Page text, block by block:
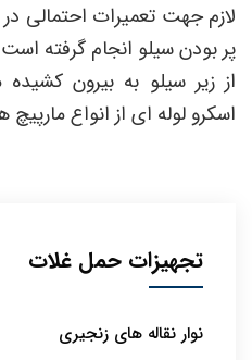
لازم جهت تعمیرات احتمالی
پر بودن سیلو انجام گرفته
از زیر سیلو به بیرون
اسکرو لوله ای از انواع
تجهیزات حمل غلات
نوار نقاله های زنجیری